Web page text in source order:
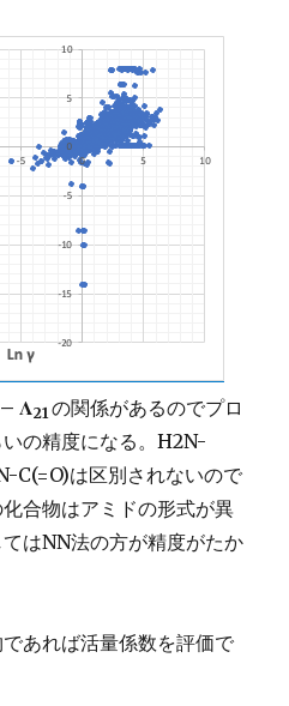
– Λ21の関係があるのでプロ
の精度になる。H2N-
C(=O)は区別されないので
合物はアミドの形式が異
はNN法の方が精度がたか
あれば活量係数を評価で